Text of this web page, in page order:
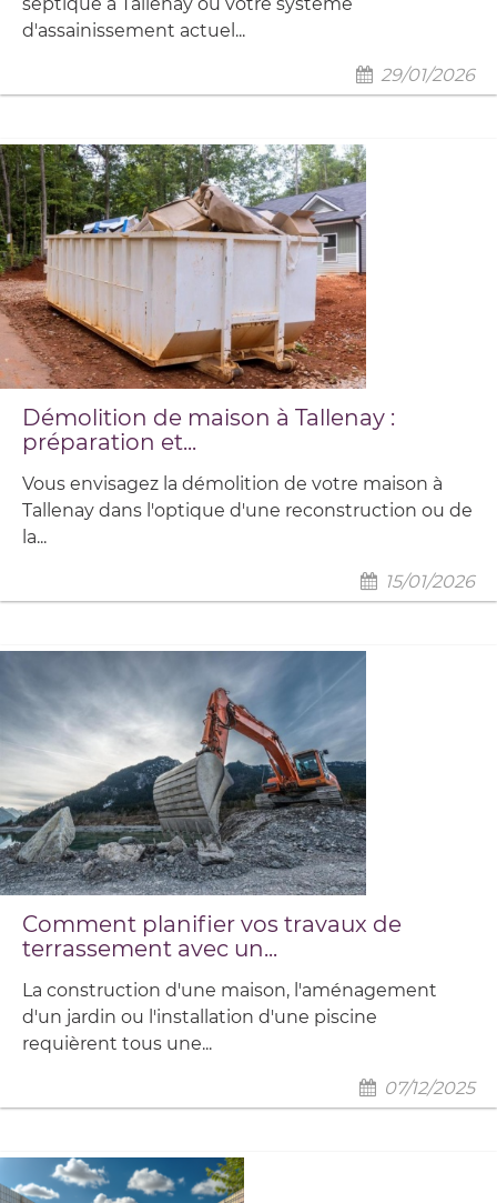
d'assainissement actuel...
29/01/2026
Démolition de maison à Tallenay :
préparation et...
Vous envisagez la démolition de votre maison à
Tallenay dans l'optique d'une reconstruction ou de
la...
15/01/2026
Comment planifier vos travaux de
terrassement avec un...
La construction d'une maison, l'aménagement
d'un jardin ou l'installation d'une piscine
requièrent tous une...
07/12/2025